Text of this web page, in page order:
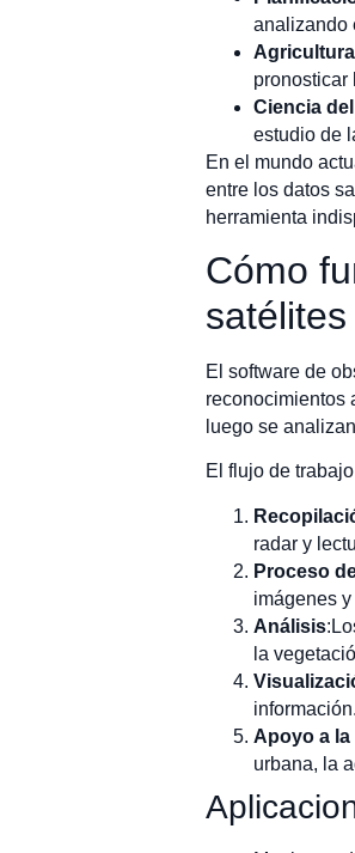
analizando
Agricultura
pronosticar
Ciencia
estudio de
En el mundo
entre los datos
herramienta
Cómo
El software de
reconocimientos
luego se
El flujo de
radar y
Proceso
imágenes
Análisis
la
información.
Apoyo a
urbana, la